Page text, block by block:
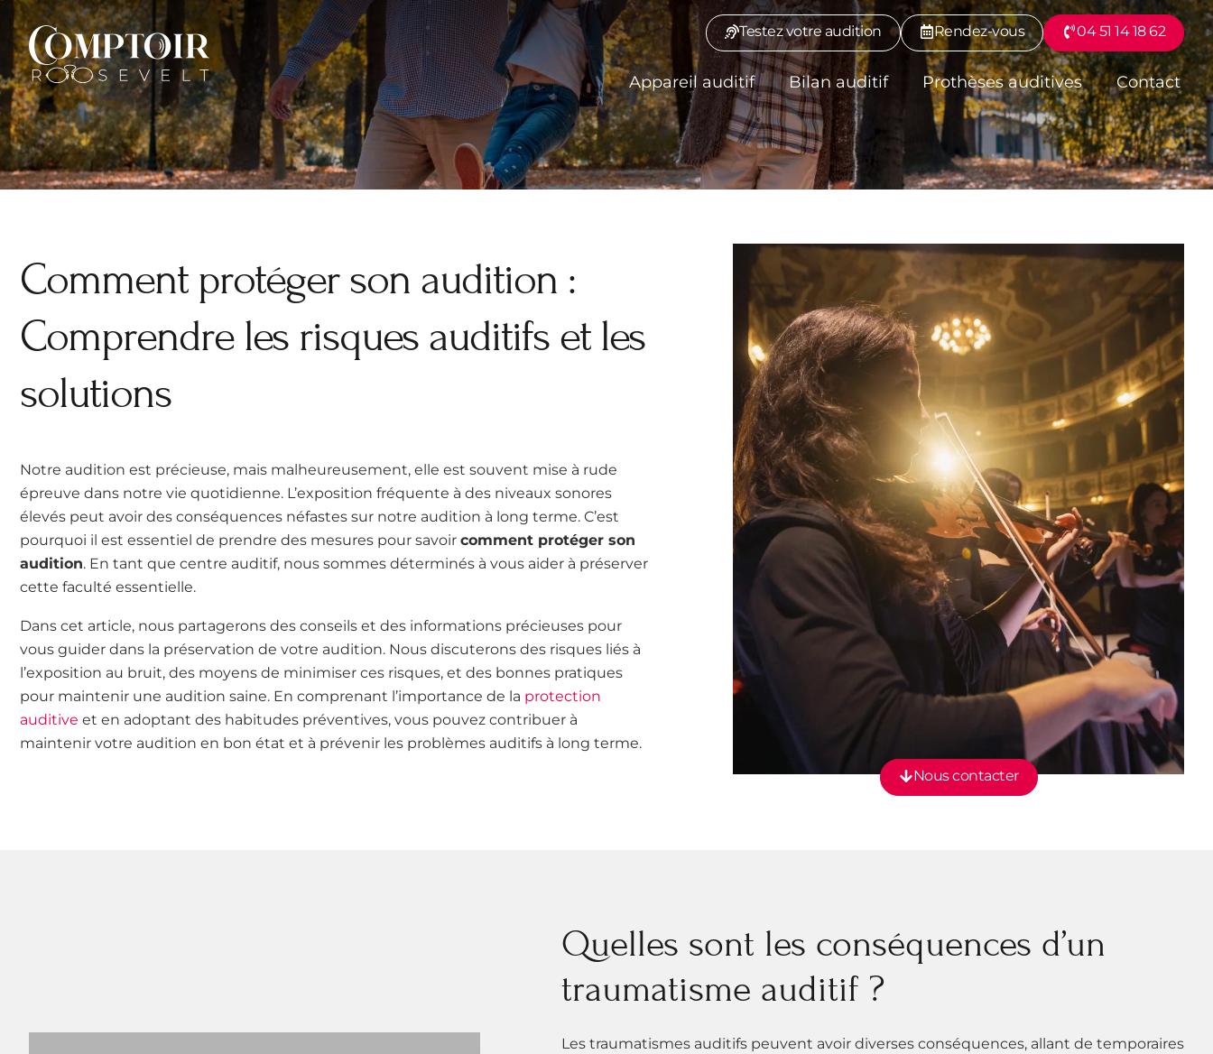
Aller
au
contenu
Testez votre audition Rendez-vous 04 51 14 18 62
Appareil auditif Bilan auditif Prothèses auditives Contact
Comment protéger son audition :
Comprendre les risques auditifs et les
solutions
Notre audition est précieuse, mais malheureusement, elle est souvent mise à rude
épreuve dans notre vie quotidienne. L’exposition fréquente à des niveaux sonores
élevés peut avoir des conséquences néfastes sur notre audition à long terme. C’est
pourquoi il est essentiel de prendre des mesures pour savoir comment protéger son
audition. En tant que centre auditif, nous sommes déterminés à vous aider à préserver
cette faculté essentielle.
Dans cet article, nous partagerons des conseils et des informations précieuses pour
vous guider dans la préservation de votre audition. Nous discuterons des risques liés à
l’exposition au bruit, des moyens de minimiser ces risques, et des bonnes pratiques
pour maintenir une audition saine. En comprenant l’importance de la protection
auditive et en adoptant des habitudes préventives, vous pouvez contribuer à
maintenir votre audition en bon état et à prévenir les problèmes auditifs à long terme.
Nous contacter
Quelles sont les conséquences d’un
traumatisme auditif ?
Les traumatismes auditifs peuvent avoir diverses conséquences, allant de temporaires